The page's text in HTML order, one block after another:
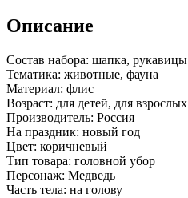
Описание
Состав набора: шапка, рукавицы
Тематика: животные, фауна
Материал: флис
Возраст: для детей, для взрослых
Производитель: Россия
На праздник: новый год
Цвет: коричневый
Тип товара: головной убор
Персонаж: Медведь
Часть тела: на голову